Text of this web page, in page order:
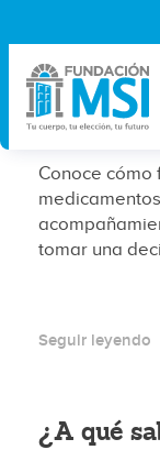
ABORTO
Conoce cómo
tomar una
Seguir leyendo
¿A qué